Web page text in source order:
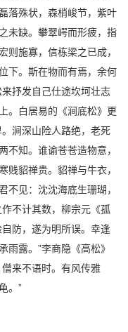
落殊状，森梢峻节，紫叶
未缺。攀翠崿而形疲，指
则施寡，信栋梁之已成，
下。斯在物而有焉，余何
抒发自己仕途坎坷壮志
。白居易的《涧底松》更
涧深山险人路绝，老死
不知。谁谕苍苍造物意，
贱貂禅贵。貂禅与牛衣，
不见：沈沈海底生珊瑚，
不计其数，柳宗元《孤
防，遂为明所误。幸逢
露。”李商隐《高松》
来不语时。有风传雅
。”